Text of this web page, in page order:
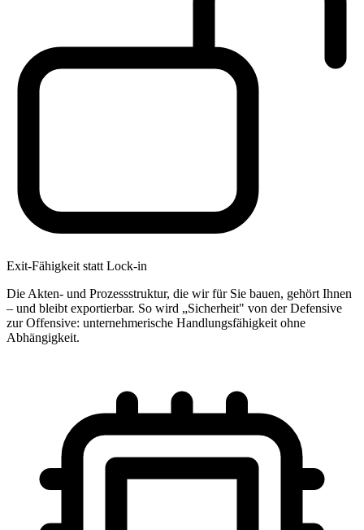
Exit-Fähigkeit statt Lock-in
Die Akten- und Prozessstruktur, die wir für Sie bauen, gehört Ihnen
– und bleibt exportierbar. So wird „Sicherheit" von der Defensive
zur Offensive: unternehmerische Handlungsfähigkeit ohne
Abhängigkeit.